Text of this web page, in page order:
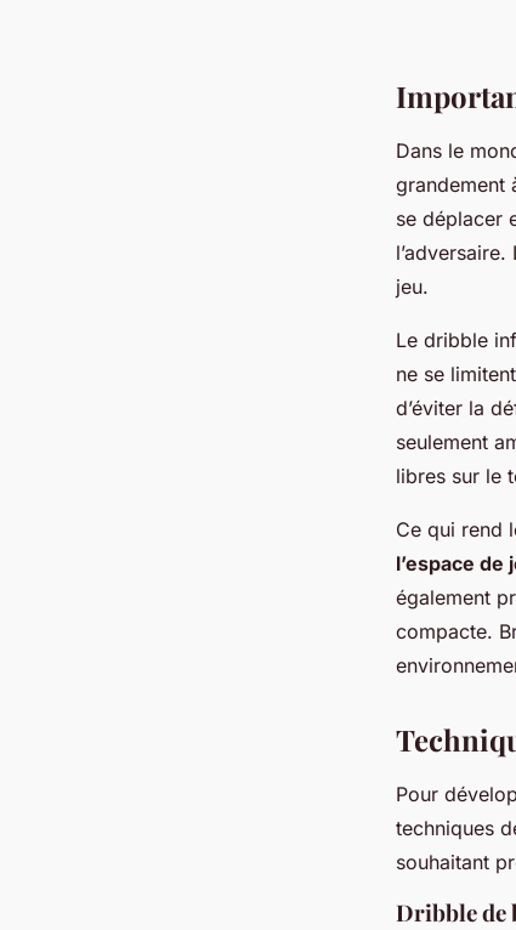
Dans le
grandement
se déplacer
jeu.
Le dribble
ne se
d’éviter la
seulement
libres sur le
Ce qui rend
l’espace de
également
compacte.
Pour
techniques
souhaitant
Dribble de